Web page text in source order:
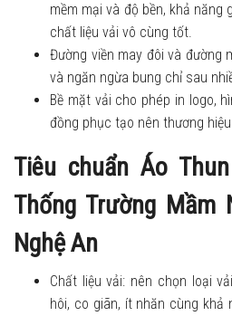
mềm mại và độ bền, khả năng
chất liệu vải vô cùng tốt.
Đường viền may đôi và đường
và ngăn ngừa bung chỉ sau
Bề mặt vải cho phép in logo,
đồng phục tạo nên thương
Tiêu chuẩn Áo
Thống Trường Mầm
Nghệ An
Chất liệu vải: nên chọn loại
hôi, co giãn, ít nhăn cùng